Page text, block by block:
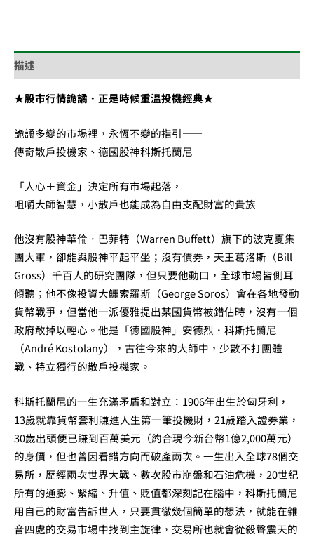
描述
★股市行情詭譎．正是時候重溫投機經典★
詭譎多變的市場裡，永恆不變的指引——
傳奇散戶投機家、德國股神科斯托蘭尼
「人心＋資金」決定所有市場起落，
咀嚼大師智慧，小散戶也能成為自由支配財富的貴族
他沒有股神華倫．巴菲特（Warren Buffett）旗下的波克夏集
團大軍，卻能與股神平起平坐；沒有債券，天王葛洛斯（Bill
Gross）千百人的研究團隊，但只要他動口，全球市場皆側耳
傾聽；他不像投資大鱷索羅斯（George Soros）會在各地發動
貨幣戰爭，但當他一派優雅提出某國貨幣被錯估時，沒有一個
政府敢掉以輕心。他是「德國股神」安德烈．科斯托蘭尼
（André Kostolany），古往今來的大師中，少數不打團體
戰、特立獨行的散戶投機家。
科斯托蘭尼的一生充滿矛盾和對立：1906年出生於匈牙利，
13歲就靠貨幣套利賺進人生第一筆投機財，21歲踏入證券業，
30歲出頭便已賺到百萬美元（約合現今新台幣1億2,000萬元）
的身價，但也曾因看錯方向而破產兩次。一生出入全球78個交
易所，歷經兩次世界大戰、數次股市崩盤和石油危機，20世紀
所有的通膨、緊縮、升值、貶值都深刻記在腦中，科斯托蘭尼
用自己的財富告訴世人，只要貫徹幾個簡單的想法，就能在雜
音四處的交易市場中找到主旋律，交易所也就會從殺聲震天的